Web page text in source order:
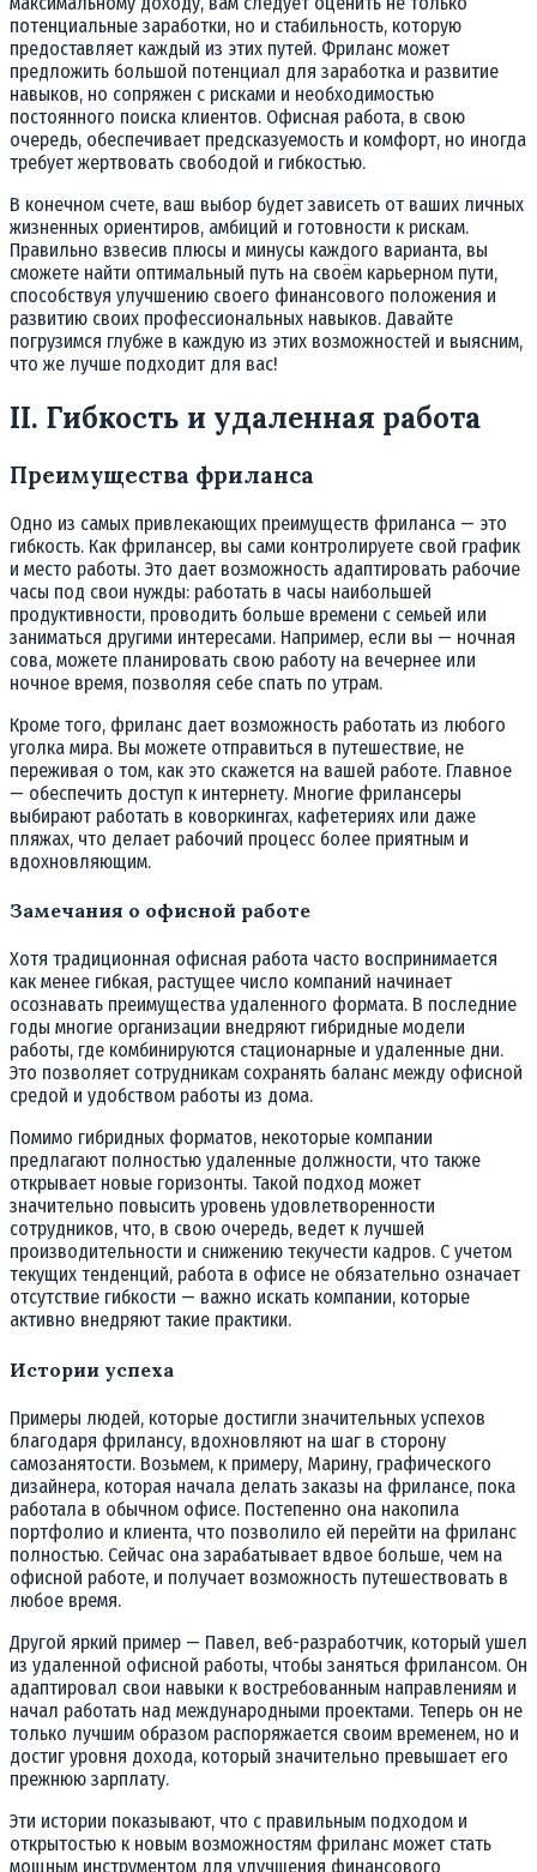
потенциальные заработки, но и стабильность, которую
предоставляет каждый из этих путей. Фриланс может
предложить большой потенциал для заработка и развитие
навыков, но сопряжен с рисками и необходимостью
постоянного поиска клиентов. Офисная работа, в свою
очередь, обеспечивает предсказуемость и комфорт, но иногда
требует жертвовать свободой и гибкостью.
В конечном счете, ваш выбор будет зависеть от ваших личных
жизненных ориентиров, амбиций и готовности к рискам.
Правильно взвесив плюсы и минусы каждого варианта, вы
сможете найти оптимальный путь на своём карьерном пути,
способствуя улучшению своего финансового положения и
развитию своих профессиональных навыков. Давайте
погрузимся глубже в каждую из этих возможностей и выясним,
что же лучше подходит для вас!
II. Гибкость и удаленная работа
Преимущества фриланса
Одно из самых привлекающих преимуществ фриланса — это
гибкость. Как фрилансер, вы сами контролируете свой график
и место работы. Это дает возможность адаптировать рабочие
часы под свои нужды: работать в часы наибольшей
продуктивности, проводить больше времени с семьей или
заниматься другими интересами. Например, если вы — ночная
сова, можете планировать свою работу на вечернее или
ночное время, позволяя себе спать по утрам.
Кроме того, фриланс дает возможность работать из любого
уголка мира. Вы можете отправиться в путешествие, не
переживая о том, как это скажется на вашей работе. Главное
— обеспечить доступ к интернету. Многие фрилансеры
выбирают работать в коворкингах, кафетериях или даже
пляжах, что делает рабочий процесс более приятным и
вдохновляющим.
Замечания о офисной работе
Хотя традиционная офисная работа часто воспринимается
как менее гибкая, растущее число компаний начинает
осознавать преимущества удаленного формата. В последние
годы многие организации внедряют гибридные модели
работы, где комбинируются стационарные и удаленные дни.
Это позволяет сотрудникам сохранять баланс между офисной
средой и удобством работы из дома.
Помимо гибридных форматов, некоторые компании
предлагают полностью удаленные должности, что также
открывает новые горизонты. Такой подход может
значительно повысить уровень удовлетворенности
сотрудников, что, в свою очередь, ведет к лучшей
производительности и снижению текучести кадров. С учетом
текущих тенденций, работа в офисе не обязательно означает
отсутствие гибкости — важно искать компании, которые
активно внедряют такие практики.
Истории успеха
Примеры людей, которые достигли значительных успехов
благодаря фрилансу, вдохновляют на шаг в сторону
самозанятости. Возьмем, к примеру, Марину, графического
дизайнера, которая начала делать заказы на фрилансе, пока
работала в обычном офисе. Постепенно она накопила
портфолио и клиента, что позволило ей перейти на фриланс
полностью. Сейчас она зарабатывает вдвое больше, чем на
офисной работе, и получает возможность путешествовать в
любое время.
Другой яркий пример — Павел, веб-разработчик, который ушел
из удаленной офисной работы, чтобы заняться фрилансом. Он
адаптировал свои навыки к востребованным направлениям и
начал работать над международными проектами. Теперь он не
только лучшим образом распоряжается своим временем, но и
достиг уровня дохода, который значительно превышает его
прежнюю зарплату.
Эти истории показывают, что с правильным подходом и
открытостью к новым возможностям фриланс может стать
мощным инструментом для улучшения финансового